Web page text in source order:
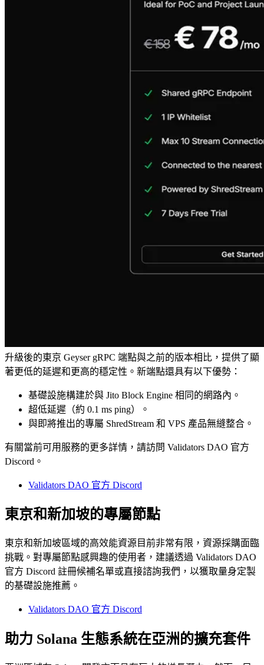
升級後的東京 Geyser gRPC 端點與之前的版本相比，提供了顯
著更低的延遲和更高的穩定性。新端點還具有以下優勢：
基礎設施構建於與 Jito Block Engine 相同的網路內。
超低延遲（約 0.1 ms ping）。
與即將推出的專屬 ShredStream 和 VPS 產品無縫整合。
有關當前可用服務的更多詳情，請訪問 Validators DAO 官方
Discord。
Validators DAO 官方 Discord
東京和新加坡的專屬節點
東京和新加坡區域的高效能資源目前非常有限，資源採購面臨
挑戰。對專屬節點感興趣的使用者，建議透過 Validators DAO
官方 Discord 註冊候補名單或直接諮詢我們，以獲取量身定製
的基礎設施推薦。
Validators DAO 官方 Discord
助力 Solana 生態系統在亞洲的擴充套件